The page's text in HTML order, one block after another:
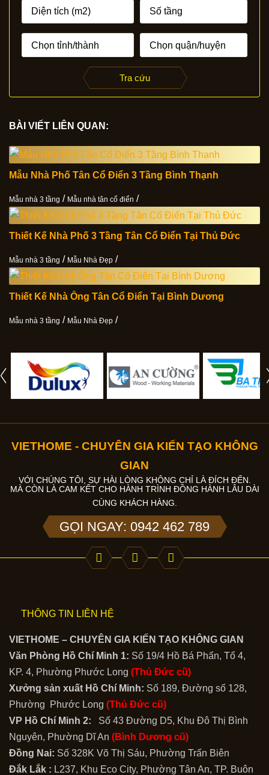
Tra cứu
BÀI VIẾT LIÊN QUAN:
Mẫu Nhà Phố Tân Cổ Điển 3 Tầng Bình Thạnh
Mẫu nhà 3 tầng / Mẫu nhà tân cổ điển /
Thiết Kế Nhà Phố 3 Tầng Tân Cổ Điển Tại Thủ Đức
Mẫu nhà 3 tầng / Mẫu Nhà Đẹp /
Thiết Kế Nhà Ống Tân Cổ Điển Tại Bình Dương
Mẫu nhà 3 tầng / Mẫu Nhà Đẹp /
VIETHOME - CHUYÊN GIA KIẾN TẠO KHÔNG
GIAN
VỚI CHÚNG TÔI, SỰ HÀI LÒNG KHÔNG CHỈ LÀ ĐÍCH ĐẾN.
MÀ CÒN LÀ CAM KẾT CHO HÀNH TRÌNH ĐỒNG HÀNH LÂU DÀI
CÙNG KHÁCH HÀNG.
GỌI NGAY: 0942 462 789
THÔNG TIN LIÊN HỆ
VIETHOME – CHUYÊN GIA KIẾN TẠO KHÔNG GIAN
Văn Phòng Hồ Chí Minh 1: Số 19/4 Hồ Bá Phấn, Tổ 4,
KP. 4, Phường Phước Long (Thủ Đức cũ)
Xưởng sản xuất Hồ Chí Minh: Số 189, Đường số 128,
Phường Phước Long (Thủ Đức cũ)
VP Hồ Chí Minh 2: Số 43 Đường D5, Khu Đô Thị Bình
Nguyên, Phường Dĩ An (Bình Dương cũ)
Đồng Nai: Số 328K Võ Thị Sáu, Phường Trấn Biên
Đắk Lắk : L237, Khu Eco City, Phường Tân An, TP. Buôn